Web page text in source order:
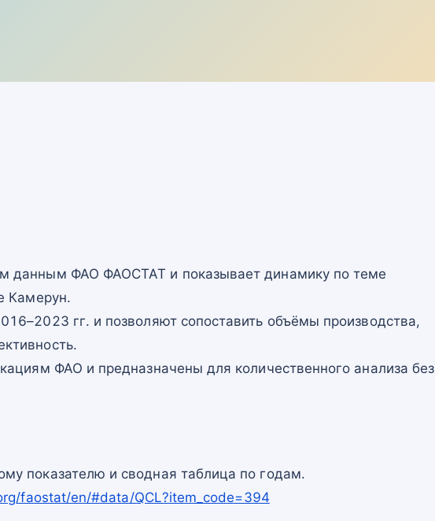
данным ФАО ФАОСТАТ и показывает динамику по теме
Камерун.
гг. и позволяют сопоставить объёмы производства,
ФАО и предназначены для количественного анализа без
показателю и сводная таблица по годам.
faostat/en/#data/QCL?item_code=394